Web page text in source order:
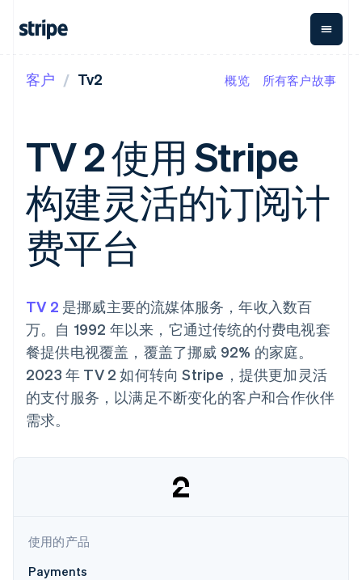
支付
在线支付
Managed
Payments
备案商家解决
方案
Payment links
无代码支付
Checkout
Elements
灵活的 UI 组件
支付方式
支持 125 种以
上
Terminal
线下支付
Authorization
Boost
化
数据
经常性收入
Metronome
按用量计费
Subscriptions
订阅管理
税自动化
Revenue
Recognition
会计自动化
Stripe Sigma
自定义报告
Data Pipeline
数据同步
资金管理
企业财务
Global
Payouts
向第三方
定币发行
和发卡基
础设施
Crypto
Onramp
可嵌入的
加密货币
购买
按应用场景
智能体商务
加密货币
电子商务
嵌入式金融
全球化企业
应用内支付
交易市场
资金管理
平台
SaaS
创作者经济
库与 SDK
Stripe Apps
指南
接受线上付款
实施预置结账流程
管理订阅
提供按用量计费
发行稳定币支持的支付卡
通过智能体配置和管理服
务
应用集成
开发者博客
指南
支持
获取支持
托管支持方案
专业服务
公司
产品路线图
Sessions 年度大会
招聘
客户 Tv2 概览 所有客户故事
TV 2 使用 Stripe
构建灵活的订阅计
费平台
TV 2 是挪威主要的流媒体服务，年收入数百
万。自 1992 年以来，它通过传统的付费电视套
餐提供电视覆盖，覆盖了挪威 92% 的家庭。
2023 年 TV 2 如何转向 Stripe，提供更加灵活
的支付服务，以满足不断变化的客户和合作伙伴
需求。
使用的产品
Payments